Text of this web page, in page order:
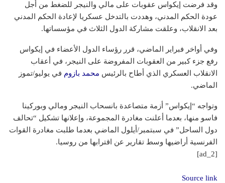
وقد فرضت إيكواس عقوبات على مالي والنيجر للضغط من أجل
عودة الحكم المدني، وهددت بالتدخل عسكريا لإعادة الحكم المدني
بعد الانقلاب، وعلقت مشاركة الدول الثلاث في مؤسساتها.
وفي أواخر فبراير الماضي، قرر رؤساء الدول الأعضاء في إيكواس
رفع جزء كبير من العقوبات المفروضة على النيجر، في أعقاب
الانقلاب العسكري الذي أطاح بالرئيس محمد بازوم في يوليو/تموز
الماضي.
وتواجه “إيكواس” أزمة متصاعدة بانسحاب النيجر ومالي وبوركينا
فاسو منها، بعدما أعلنت مغادرة المجموعة، وإعلانها تشكيل “تحالف
دول الساحل” في سبتمبر/أيلول الماضي بعدما طلبت مغادرة القوات
الفرنسية أراضيها وسط تقارير عن اقترابها من روسيا.
[ad_2]
Source link